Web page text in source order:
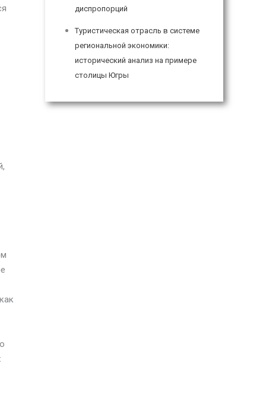
диспропорций
Туристическая отрасль в системе
региональной экономики:
исторический анализ на примере
столицы Югры